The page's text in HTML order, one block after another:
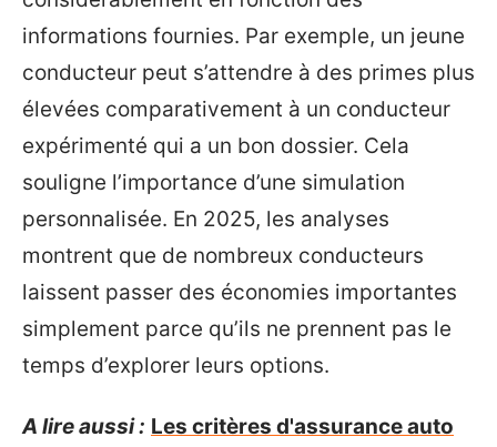
informations fournies. Par exemple, un jeune
conducteur peut s’attendre à des primes plus
élevées comparativement à un conducteur
expérimenté qui a un bon dossier. Cela
souligne l’importance d’une simulation
personnalisée. En 2025, les analyses
montrent que de nombreux conducteurs
laissent passer des économies importantes
simplement parce qu’ils ne prennent pas le
temps d’explorer leurs options.
A lire aussi : Les critères d'assurance auto